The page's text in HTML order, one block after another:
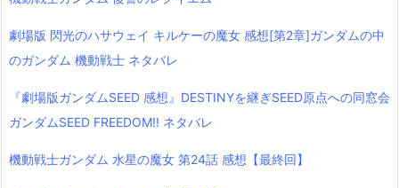
劇場版 閃光のハサウェイ キルケーの魔女 感想[第2章]ガンダムの中
のガンダム 機動戦士 ネタバレ
『劇場版ガンダムSEED 感想』DESTINYを継ぎSEED原点への同窓会
ガンダムSEED FREEDOM!! ネタバレ
機動戦士ガンダム 水星の魔女 第24話 感想【最終回】